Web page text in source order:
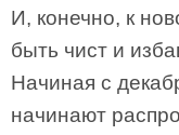
И, конечно, к
быть чист и
Начиная с
начинают